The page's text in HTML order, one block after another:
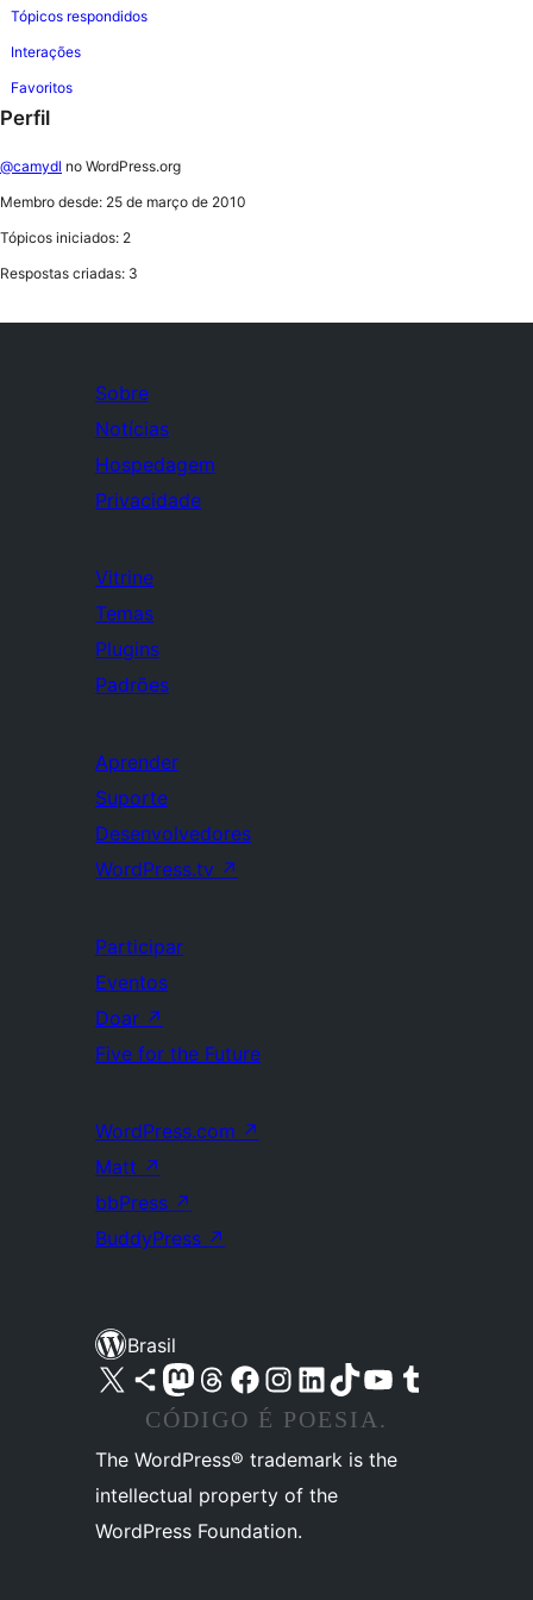
Tópicos respondidos
Interações
Favoritos
Perfil
@camydl no WordPress.org
Membro desde: 25 de março de 2010
Tópicos iniciados: 2
Respostas criadas: 3
Sobre
Notícias
Hospedagem
Privacidade
Vitrine
Temas
Plugins
Padrões
Aprender
Suporte
Desenvolvedores
WordPress.tv ↗
Participar
Eventos
Doar ↗
Five for the Future
WordPress.com ↗
Matt ↗
bbPress ↗
BuddyPress ↗
Brasil
Acessar nossa conta do X (antigo Twitter)
Acessar nossa conta do Bluesky
Acessar nossa conta do Mastodon
Acessar nossa conta do Threads
Acessar nossa página do Facebook
Acessar nossa conta do Instagram
Acessar nossa conta do LinkedIn
Acessar nossa conta do TikTok
Acessar nosso canal do YouTube
Acessar nossa conta no Tumblr
CÓDIGO É POESIA.
The WordPress® trademark is the
intellectual property of the
WordPress Foundation.